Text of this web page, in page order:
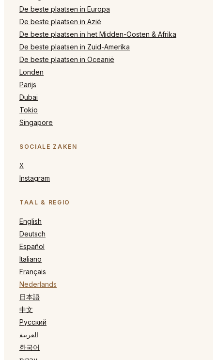
De beste plaatsen in Europa
De beste plaatsen in Azië
De beste plaatsen in het Midden-Oosten & Afrika
De beste plaatsen in Zuid-Amerika
De beste plaatsen in Oceanië
Londen
Parijs
Dubai
Tokio
Singapore
SOCIALE ZAKEN
X
Instagram
TAAL & REGIO
English
Deutsch
Español
Italiano
Français
Nederlands
日本語
中文
Русский
العربية
한국어